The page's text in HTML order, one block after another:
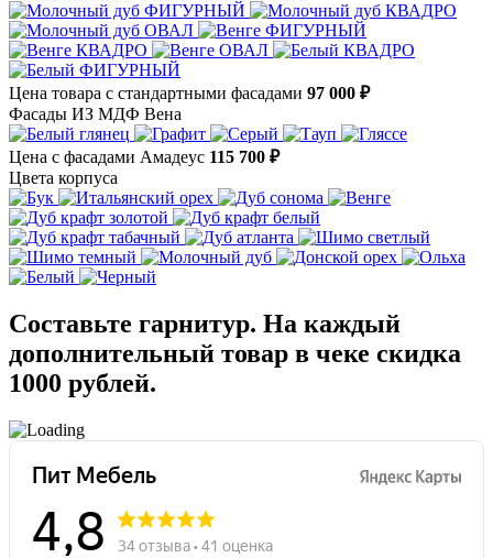
Цена товара с стандартными фасадами 97 000 ₽
Фасады ИЗ МДФ Вена
Цена с фасадами Амадеус 115 700 ₽
Цвета корпуса
Составьте гарнитур. На каждый
дополнительный товар в чеке скидка
1000 рублей.